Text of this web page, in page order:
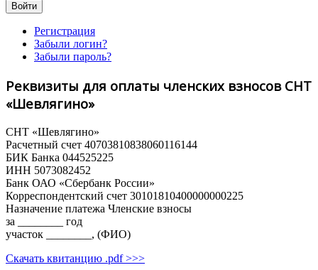
Войти
Регистрация
Забыли логин?
Забыли пароль?
Реквизиты для оплаты членских взносов СНТ
«Шевлягино»
СНТ «Шевлягино»
Расчетный счет 40703810838060116144
БИК Банка 044525225
ИНН 5073082452
Банк ОАО «Сбербанк России»
Корреспондентский счет 30101810400000000225
Назначение платежа Членские взносы
за ________ год
участок ________, (ФИО)
Скачать квитанцию .pdf >>>